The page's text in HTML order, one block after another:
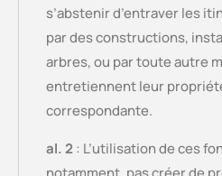
s’abstenir d’entraver les
par des constructions,
arbres, ou par toute autre
entretiennent leur
correspondante.
al. 2 : L’utilisation de ces